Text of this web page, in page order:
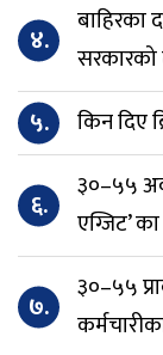
४.
बाहिरका
सरकारको
५. किन दिए
६.
३०–५५
एग्जिट’
७.
३०–५५